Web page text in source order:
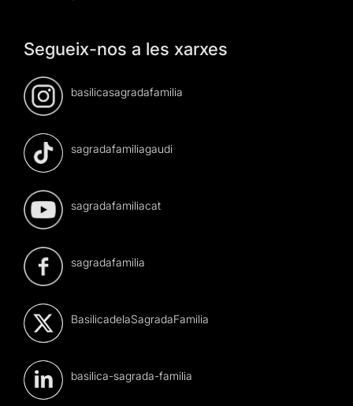
Segueix-nos a les xarxes
basilicasagradafamilia
sagradafamiliagaudi
sagradafamiliacat
sagradafamilia
BasilicadelaSagradaFamilia
basilica-sagrada-familia